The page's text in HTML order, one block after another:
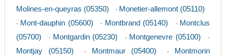
Molines-en-queyras (05350) - Monetier-allemont (05110)
- Mont-dauphin (05600) - Montbrand (05140) - Montclus
(05700)
- Montgardin (05230) - Montgenevre (05100) -
Montjay (05150) - Montmaur (05400) -
Montmorin